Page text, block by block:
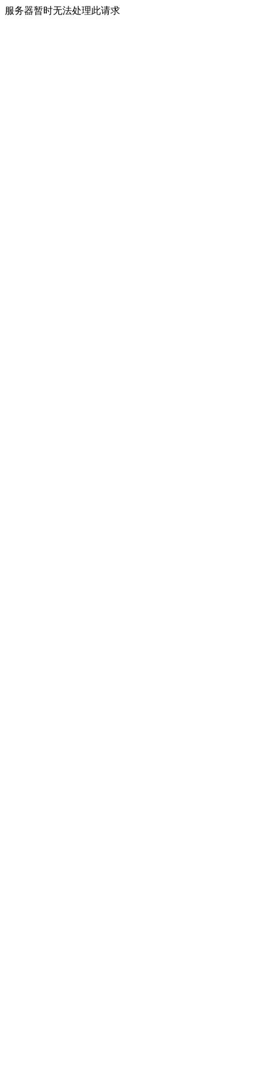
服务器暂时无法处理此请求